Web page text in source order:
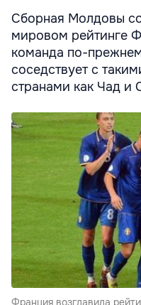
Сборная Молдовы
мировом рейтинге
команда по-
соседствует с
странами как Чад и
Франция возглавила